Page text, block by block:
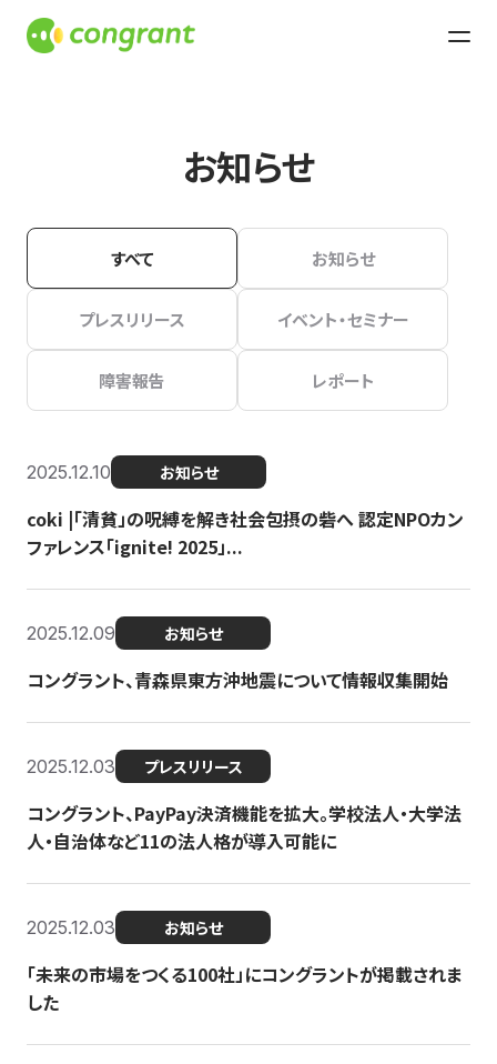
お知らせ
すべて お知らせ
プレスリリース イベント・セミナー
障害報告 レポート
2025.12.10 お知らせ
coki |「清貧」の呪縛を解き社会包摂の砦へ 認定NPOカン
ファレンス「ignite! 2025」...
2025.12.09 お知らせ
コングラント、青森県東方沖地震について情報収集開始
2025.12.03 プレスリリース
コングラント、PayPay決済機能を拡大。学校法人・大学法
人・自治体など11の法人格が導入可能に
2025.12.03 お知らせ
「未来の市場をつくる100社」にコングラントが掲載されま
した